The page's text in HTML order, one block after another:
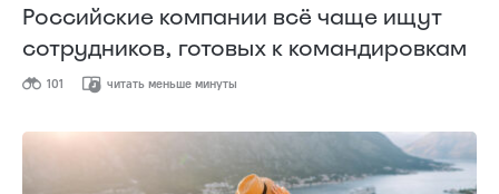
Российские компании всё чаще ищут
сотрудников, готовых к командировкам
101 читать меньше минуты